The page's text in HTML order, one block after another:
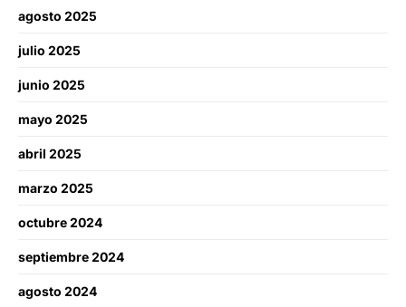
agosto 2025
julio 2025
junio 2025
mayo 2025
abril 2025
marzo 2025
octubre 2024
septiembre 2024
agosto 2024